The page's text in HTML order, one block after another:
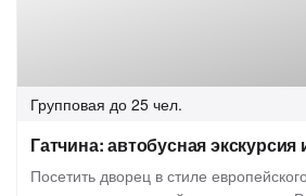
Групповая до 25 чел.
Гатчина: автобусная экскурсия
Посетить дворец в стиле